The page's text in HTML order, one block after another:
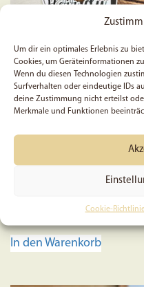
Um dir ein optimales Erlebnis zu
Cookies, um Geräteinformationen
Wenn du diesen Technologien
Surfverhalten oder eindeutige IDs
deine Zustimmung nicht erteilst
Merkmale und Funktionen
Cookie-
5x Jesaja 25, 1 – Sticker
In den Warenkorb